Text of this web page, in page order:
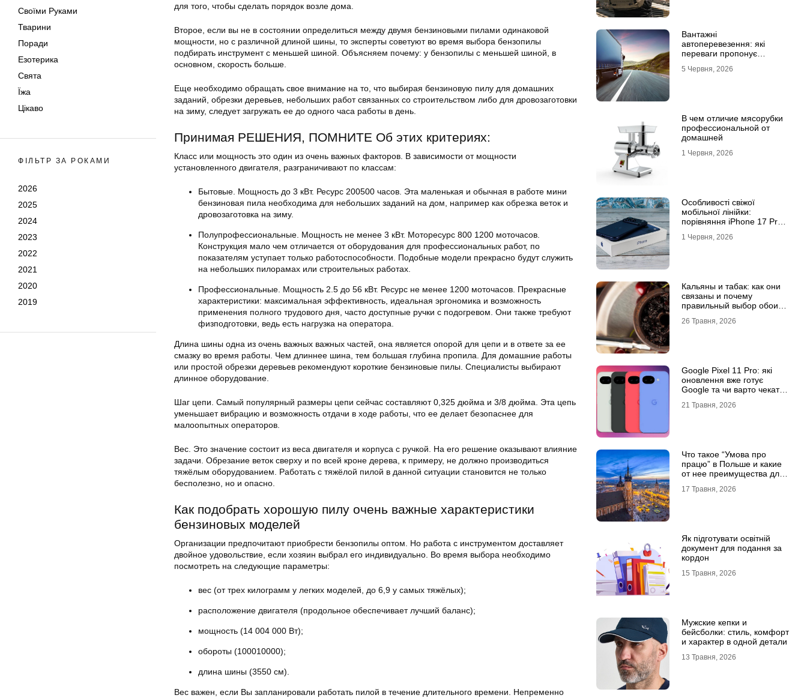
Своїми Руками
Тварини
Поради
Езотерика
Свята
Їжа
Цікаво
ФІЛЬТР ЗА РОКАМИ
2026
2025
2024
2023
2022
2021
2020
2019
для того, чтобы сделать порядок возле дома.
Второе, если вы не в состоянии определиться между двумя бензиновыми пилами одинаковой
мощности, но с различной длиной шины, то эксперты советуют во время выбора бензопилы
подбирать инструмент с меньшей шиной. Объясняем почему: у бензопилы с меньшей шиной, в
основном, скорость больше.
Еще необходимо обращать свое внимание на то, что выбирая бензиновую пилу для домашних
заданий, обрезки деревьев, небольших работ связанных со строительством либо для дровозаготовки
на зиму, следует загружать ее до одного часа работы в день.
Принимая РЕШЕНИЯ, ПОМНИТЕ Об этих критериях:
Класс или мощность это один из очень важных факторов. В зависимости от мощности
установленного двигателя, разграничивают по классам:
Бытовые. Мощность до 3 кВт. Ресурс 200500 часов. Эта маленькая и обычная в работе мини
бензиновая пила необходима для небольших заданий на дом, например как обрезка веток и
дровозаготовка на зиму.
Полупрофессиональные. Мощность не менее 3 кВт. Моторесурс 800 1200 моточасов.
Конструкция мало чем отличается от оборудования для профессиональных работ, по
показателям уступает только работоспособности. Подобные модели прекрасно будут служить
на небольших пилорамах или строительных работах.
Профессиональные. Мощность 2.5 до 56 кВт. Ресурс не менее 1200 моточасов. Прекрасные
характеристики: максимальная эффективность, идеальная эргономика и возможность
применения полного трудового дня, часто доступные ручки с подогревом. Они также требуют
физподготовки, ведь есть нагрузка на оператора.
Длина шины одна из очень важных важных частей, она является опорой для цепи и в ответе за ее
смазку во время работы. Чем длиннее шина, тем большая глубина пропила. Для домашние работы
или простой обрезки деревьев рекомендуют короткие бензиновые пилы. Специалисты выбирают
длинное оборудование.
Шаг цепи. Самый популярный размеры цепи сейчас составляют 0,325 дюйма и 3/8 дюйма. Эта цепь
уменьшает вибрацию и возможность отдачи в ходе работы, что ее делает безопаснее для
малоопытных операторов.
Вес. Это значение состоит из веса двигателя и корпуса с ручкой. На его решение оказывают влияние
задачи. Обрезание веток сверху и по всей кроне дерева, к примеру, не должно производиться
тяжёлым оборудованием. Работать с тяжёлой пилой в данной ситуации становится не только
бесполезно, но и опасно.
Как подобрать хорошую пилу очень важные характеристики
бензиновых моделей
Организации предпочитают приобрести бензопилы оптом. Но работа с инструментом доставляет
двойное удовольствие, если хозяин выбрал его индивидуально. Во время выбора необходимо
посмотреть на следующие параметры:
вес (от трех килограмм у легких моделей, до 6,9 у самых тяжёлых);
расположение двигателя (продольное обеспечивает лучший баланс);
мощность (14 004 000 Вт);
обороты (100010000);
длина шины (3550 см).
Вес важен, если Вы запланировали работать пилой в течение длительного времени. Непременно
Вантажні
автоперевезення: які
переваги пропонує
професіоналами
5 Червня, 2026
В чем отличие мясорубки
профессиональной от
домашней
1 Червня, 2026
Особливості свіжої
мобільної лінійки:
порівняння iPhone 17 Pro
1 Червня, 2026
Кальяны и табак: как они
связаны и почему
правильный выбор обоих
26 Травня, 2026
Google Pixel 11 Pro: які
оновлення вже готує
Google та чи варто чекати
21 Травня, 2026
Что такое “Умова про
працю” в Польше и какие
от нее преимущества для
17 Травня, 2026
Як підготувати освітній
документ для подання за
кордон
15 Травня, 2026
Мужские кепки и
бейсболки: стиль, комфорт
и характер в одной детали
13 Травня, 2026